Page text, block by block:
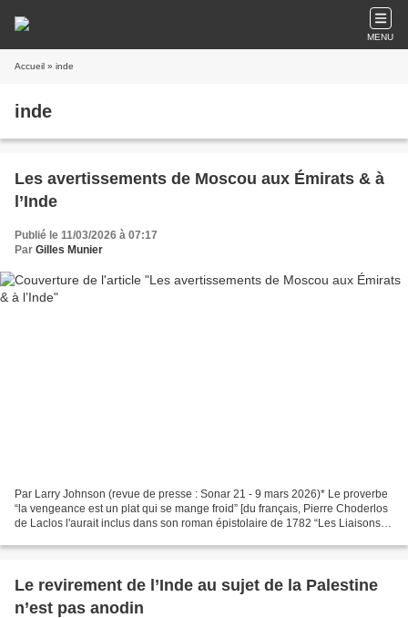
MENU
Accueil » inde
inde
Les avertissements de Moscou aux Émirats & à
l’Inde
Publié le 11/03/2026 à 07:17
Par Gilles Munier
Par Larry Johnson (revue de presse : Sonar 21 - 9 mars 2026)* Le proverbe
“la vengeance est un plat qui se mange froid” [du français, Pierre Choderlos
de Laclos l'aurait inclus dans son roman épistolaire de 1782 “Les Liaisons
Le revirement de l’Inde au sujet de la Palestine
n’est pas anodin